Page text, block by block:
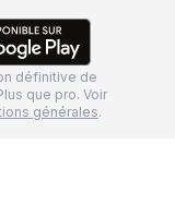
définitive de
que pro. Voir
générales.